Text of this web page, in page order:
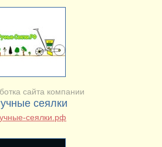
сайта компании
сеялки
сеялки.рф